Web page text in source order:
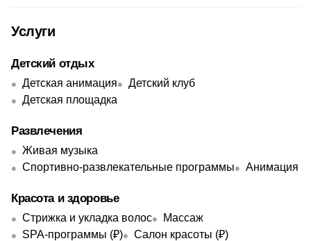
Услуги
Детский отдых
Детская анимация
Детский клуб
Детская площадка
Развлечения
Живая музыка
Спортивно-развлекательные программы
Анимация
Красота и здоровье
Стрижка и укладка волос
Массаж
SPA-программы (₽)
Салон красоты (₽)